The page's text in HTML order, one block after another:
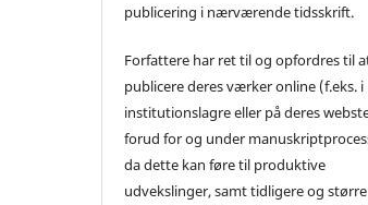
publicering i nærværende tidsskrift.
Forfattere har ret til og opfordres til
publicere deres værker online (f.eks. i
institutionslagre eller på deres
forud for og under
da dette kan føre til produktive
udvekslinger, samt tidligere og større